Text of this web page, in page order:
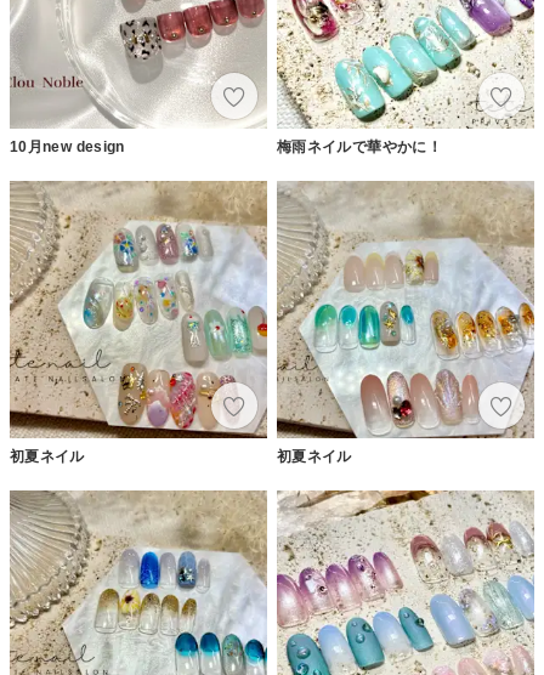
10月new design 梅雨ネイルで華やかに！
初夏ネイル 初夏ネイル